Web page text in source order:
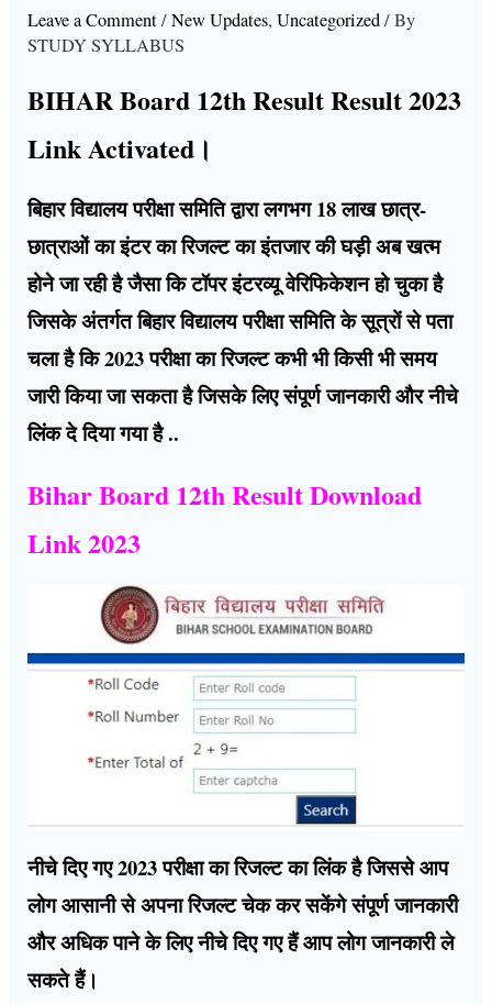
Leave a Comment/New Updates,Uncategorized/ By
STUDY SYLLABUS
BIHAR Board 12th Result Result 2023
Link Activated।
बिहार विद्यालय परीक्षा समिति द्वारा लगभग 18 लाख छात्र-
छात्राओं का इंटर का रिजल्ट का इंतजार की घड़ी अब खत्म
होने जा रही है जैसा कि टॉपर इंटरव्यू वेरिफिकेशन हो चुका है
जिसके अंतर्गत बिहार विद्यालय परीक्षा समिति के सूत्रों से पता
चला है कि 2023 परीक्षा का रिजल्ट कभी भी किसी भी समय
जारी किया जा सकता है जिसके लिए संपूर्ण जानकारी और नीचे
लिंक दे दिया गया है ..
Bihar Board 12th Result Download
Link 2023
नीचे दिए गए 2023 परीक्षा का रिजल्ट का लिंक है जिससे आप
लोग आसानी से अपना रिजल्ट चेक कर सकेंगे संपूर्ण जानकारी
और अधिक पाने के लिए नीचे दिए गए हैं आप लोग जानकारी ले
सकते हैं।